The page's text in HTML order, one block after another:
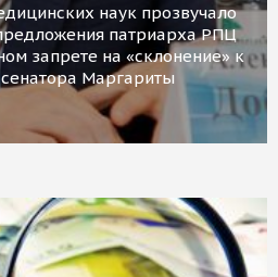
наук прозвучало
патриарха РПЦ
запрете на «склонение» к
Маргариты